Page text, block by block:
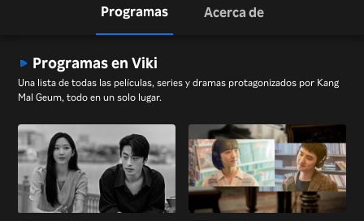
Programas Acerca de
Programas en Viki
Una lista de todas las películas, series y dramas protagonizados por Kang
Mal Geum, todo en un solo lugar.